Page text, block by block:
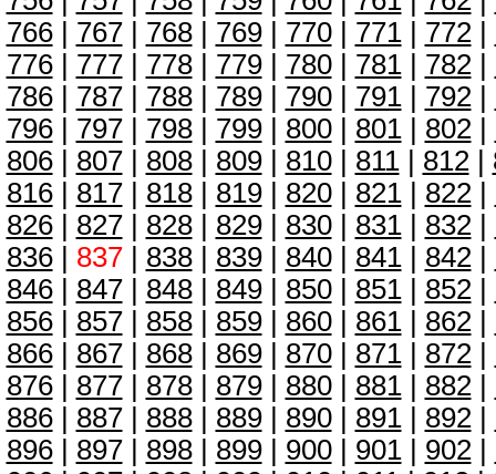
766| 767| 768| 769| 770| 771| 772|
776| 777| 778| 779| 780| 781| 782|
786| 787| 788| 789| 790| 791| 792|
796| 797| 798| 799| 800| 801| 802|
806| 807| 808| 809| 810| 811| 812|
816| 817| 818| 819| 820| 821| 822|
826| 827| 828| 829| 830| 831| 832|
836| 837| 838| 839| 840| 841| 842|
846| 847| 848| 849| 850| 851| 852|
856| 857| 858| 859| 860| 861| 862|
866| 867| 868| 869| 870| 871| 872|
876| 877| 878| 879| 880| 881| 882|
886| 887| 888| 889| 890| 891| 892|
896| 897| 898| 899| 900| 901| 902|